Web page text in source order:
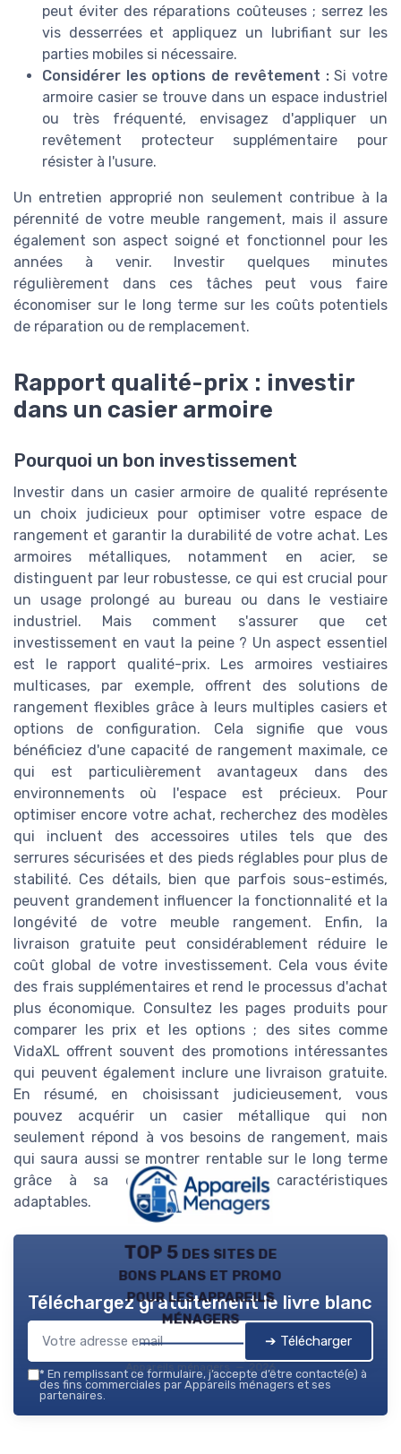
peut éviter des réparations coûteuses ; serrez les
vis desserrées et appliquez un lubrifiant sur les
parties mobiles si nécessaire.
Considérer les options de revêtement :Si votre
armoire casier se trouve dans un espace industriel
ou très fréquenté, envisagez d'appliquer un
revêtement protecteur supplémentaire pour
résister à l'usure.
Un entretien approprié non seulement contribue à la
pérennité de votre meuble rangement, mais il assure
également son aspect soigné et fonctionnel pour les
années à venir. Investir quelques minutes
régulièrement dans ces tâches peut vous faire
économiser sur le long terme sur les coûts potentiels
de réparation ou de remplacement.
Rapport qualité-prix : investir
dans un casier armoire
Pourquoi un bon investissement
Investir dans un casier armoire de qualité représente
un choix judicieux pour optimiser votre espace de
rangement et garantir la durabilité de votre achat. Les
armoires métalliques, notamment en acier, se
distinguent par leur robustesse, ce qui est crucial pour
un usage prolongé au bureau ou dans le vestiaire
industriel. Mais comment s'assurer que cet
investissement en vaut la peine ? Un aspect essentiel
est le rapport qualité-prix. Les armoires vestiaires
multicases, par exemple, offrent des solutions de
rangement flexibles grâce à leurs multiples casiers et
options de configuration. Cela signifie que vous
bénéficiez d'une capacité de rangement maximale, ce
qui est particulièrement avantageux dans des
environnements où l'espace est précieux. Pour
optimiser encore votre achat, recherchez des modèles
qui incluent des accessoires utiles tels que des
serrures sécurisées et des pieds réglables pour plus de
stabilité. Ces détails, bien que parfois sous-estimés,
peuvent grandement influencer la fonctionnalité et la
longévité de votre meuble rangement. Enfin, la
livraison gratuite peut considérablement réduire le
coût global de votre investissement. Cela vous évite
des frais supplémentaires et rend le processus d'achat
plus économique. Consultez les pages produits pour
comparer les prix et les options ; des sites comme
VidaXL offrent souvent des promotions intéressantes
qui peuvent également inclure une livraison gratuite.
En résumé, en choisissant judicieusement, vous
pouvez acquérir un casier métallique qui non
seulement répond à vos besoins de rangement, mais
qui saura aussi se montrer rentable sur le long terme
grâce à sa durabilité et ses caractéristiques
adaptables.
TOP 5 des sites de
bons plans et promo
pour les appareils
ménagers
Appareils ménagers — 2026
Téléchargez gratuitement le livre blanc
➔ Télécharger
* En remplissant ce formulaire, j’accepte d’être contacté(e) à
des fins commerciales par Appareils ménagers et ses
partenaires.